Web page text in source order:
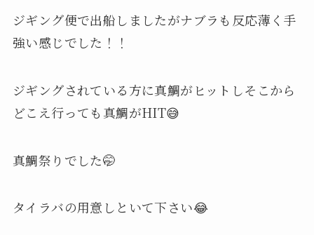
ジギング便で出船しましたがナブラも反応薄く手
強い感じでした！！
ジギングされている方に真鯛がヒットしそこから
どこえ行っても真鯛がHIT😅
真鯛祭りでした🤭
タイラバの用意しといて下さい😂